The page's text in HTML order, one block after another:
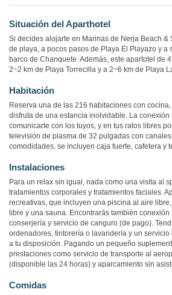
Situación del Aparthotel
Si decides alojarte en Marinas de Nerja Beach &
de playa, a pocos pasos de Playa El Playazo y a
barco de Chanquete. Además, este apartotel de
2~2 km de Playa Torrecilla y a 2~6 km de Playa
Habitación
Reserva una de las 216 habitaciones con
disfruta de una estancia inolvidable. La conexión
comunicarte con los tuyos, y en tus ratos libres
televisión de plasma de 32 pulgadas con
comodidades, se incluyen caja fuerte, cafetera y
Instalaciones
Para un relax sin igual, nada como una visita al
tratamientos corporales y tratamientos faciales.
recreativas, que incluyen una piscina al aire
libre y una sauna. Encontrarás también
conserjería y servicio de canguro (de pago).
ordenadores, tintorería o lavandería y un
a tu disposición. Pagando un pequeño
prestaciones como servicio de transporte al
(disponible las 24 horas) y aparcamiento sin
Comidas